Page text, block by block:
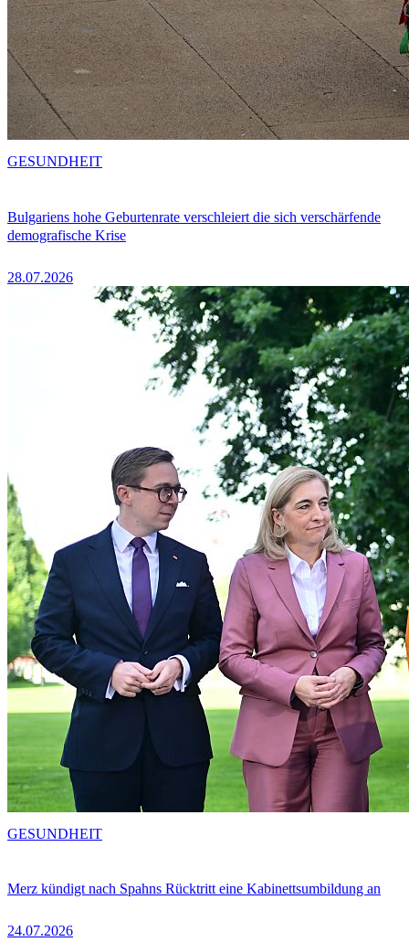
Bulgariens hohe Geburtenrate verschleiert die sich verschärfende
demografische Krise
28.07.2026
GESUNDHEIT
Merz kündigt nach Spahns Rücktritt eine Kabinettsumbildung an
24.07.2026
GESUNDHEIT